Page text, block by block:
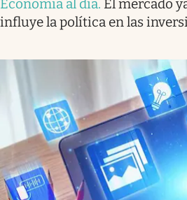
Economía al día. El mercado
influye la política en las